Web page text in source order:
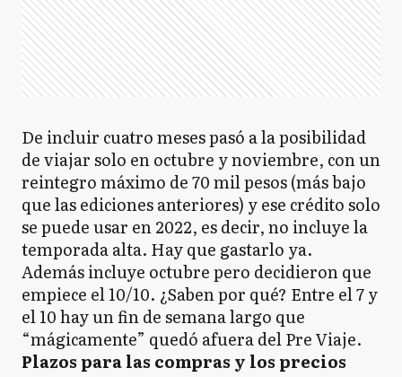
De incluir cuatro meses pasó a la posibilidad
de viajar solo en octubre y noviembre, con un
reintegro máximo de 70 mil pesos (más bajo
que las ediciones anteriores) y ese crédito solo
se puede usar en 2022, es decir, no incluye la
temporada alta. Hay que gastarlo ya.
Además incluye octubre pero decidieron que
empiece el 10/10. ¿Saben por qué? Entre el 7 y
el 10 hay un fin de semana largo que
“mágicamente” quedó afuera del Pre Viaje.
Plazos para las compras y los precios